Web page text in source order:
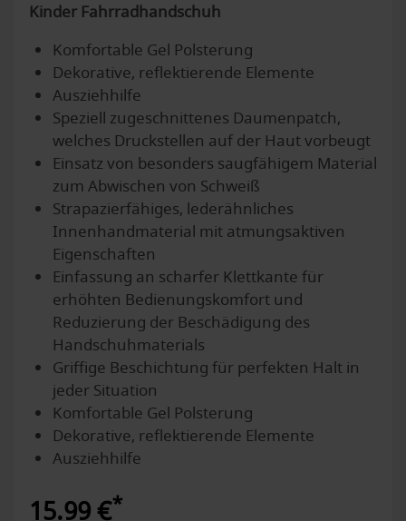
Kinder Fahrradhandschuh
Komfortable Gel Polsterung
Dekorative, reflektierende Elemente
Ausziehhilfe
Speziell zugeschnittenes Daumenpatch,
welches Druckstellen auf der Haut vorbeugt
Einsatz von besonders saugfähigem Material
zum Abwischen von Schweiß
Strapazierfähiges, lederähnliches
Innenhandmaterial mit atmungsaktiven
Eigenschaften
Einfassung an scharfer Klettkante für
erhöhten Bedienungskomfort und
Reduzierung der Beschädigung des
Handschuhmaterials
Griffige Beschichtung für perfekten Halt in
jeder Situation
Komfortable Gel Polsterung
Dekorative, reflektierende Elemente
Ausziehhilfe
15.99 €*